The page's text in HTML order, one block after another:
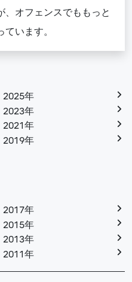
、オフェンスでももっと
います。
2025年
2023年
2021年
2019年
2017年
2015年
2013年
2011年